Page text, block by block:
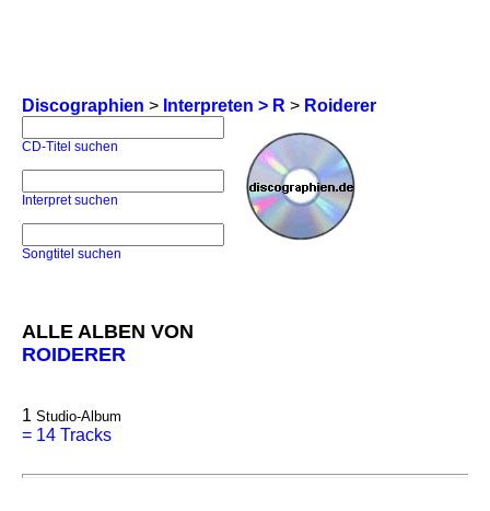
Discographien > Interpreten > R > Roiderer
CD-Titel suchen
Interpret suchen
Songtitel suchen
ALLE ALBEN VON
ROIDERER
1 Studio-Album
= 14 Tracks